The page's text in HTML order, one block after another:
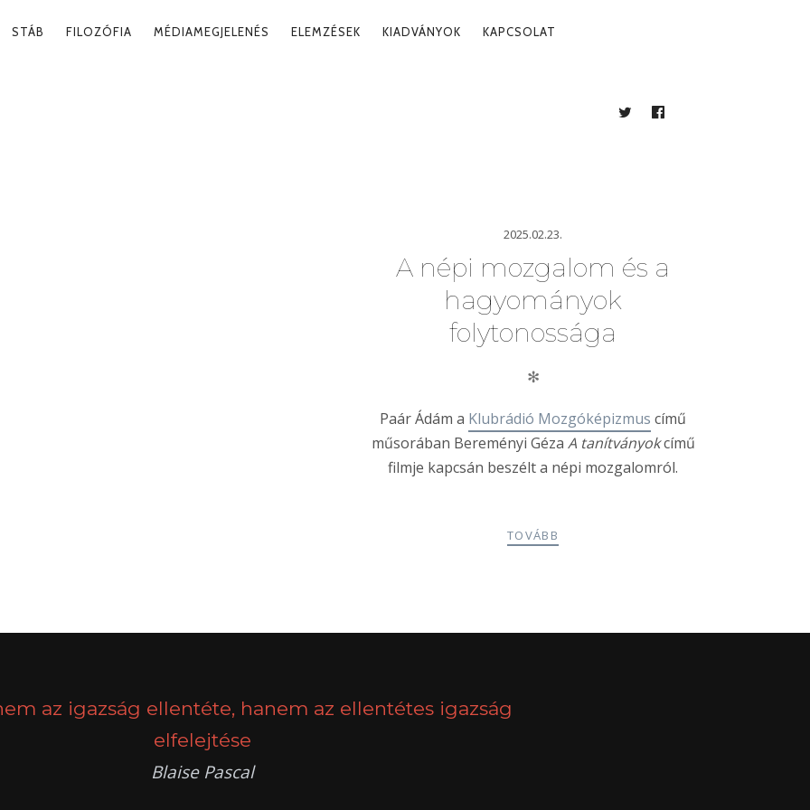
STÁB FILOZÓFIA MÉDIAMEGJELENÉS ELEMZÉSEK KIADVÁNYOK KAPCSOLAT
TWITTERFACEBOOK
2025.02.23.
A népi mozgalom és a
hagyományok
folytonossága
✻
Paár Ádám a Klubrádió Mozgóképizmus című
műsorában Bereményi Géza A tanítványokcímű
filmje kapcsán beszélt a népi mozgalomról.
TOVÁBB
az igazság ellentéte, hanem az ellentétes igazság
elfelejtése
Blaise Pascal